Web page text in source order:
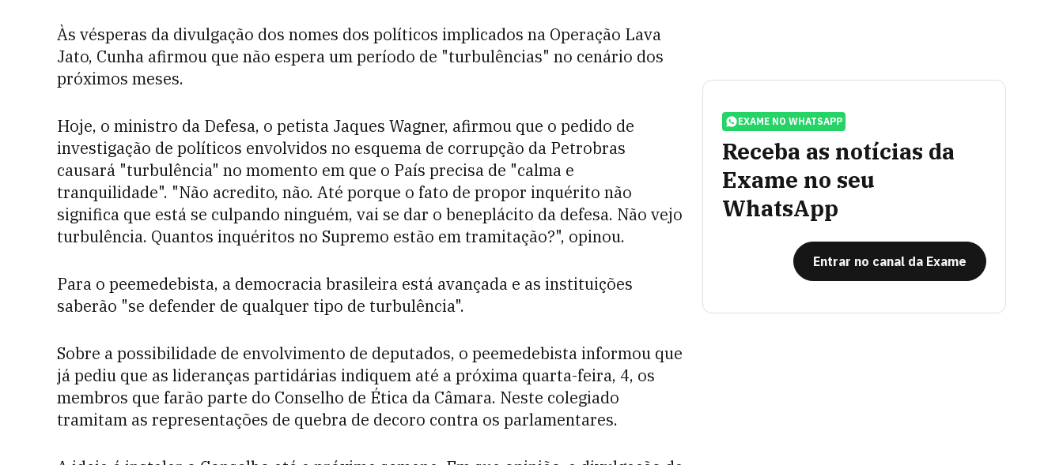
Às vésperas da divulgação dos nomes dos políticos implicados na Operação Lava
Jato, Cunha afirmou que não espera um período de "turbulências" no cenário dos
próximos meses.
Hoje, o ministro da Defesa, o petista Jaques Wagner, afirmou que o pedido de
investigação de políticos envolvidos no esquema de corrupção da Petrobras
causará "turbulência" no momento em que o País precisa de "calma e
tranquilidade". "Não acredito, não. Até porque o fato de propor inquérito não
significa que está se culpando ninguém, vai se dar o beneplácito da defesa. Não vejo
turbulência. Quantos inquéritos no Supremo estão em tramitação?", opinou.
Para o peemedebista, a democracia brasileira está avançada e as instituições
saberão "se defender de qualquer tipo de turbulência".
Sobre a possibilidade de envolvimento de deputados, o peemedebista informou que
já pediu que as lideranças partidárias indiquem até a próxima quarta-feira, 4, os
membros que farão parte do Conselho de Ética da Câmara. Neste colegiado
tramitam as representações de quebra de decoro contra os parlamentares.
EXAME NO WHATSAPP
Receba as notícias da
Exame no seu
WhatsApp
Entrar no canal da Exame